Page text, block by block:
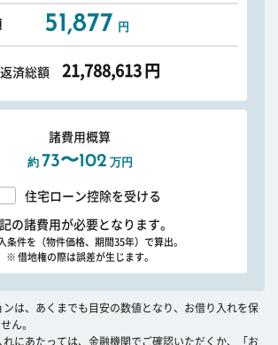
51,877 円
返済総額 21,788,613 円
諸費用概算
約 73〜102 万円
住宅ローン控除を受ける
記の諸費用が必要となります。
条件を（物件価格、期間35年）で算出。
※ 借地権の際は誤差が生じます。
は、あくまでも目安の数値となり、お借り入れを保
ん。
にあたっては、金融機関でご確認いただくか、「お